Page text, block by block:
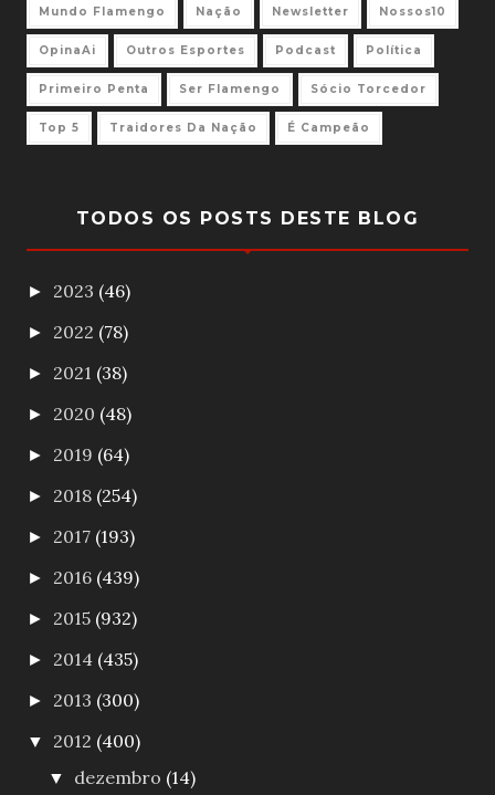
Mundo Flamengo Nação Newsletter Nossos10
OpinaAi Outros Esportes Podcast Política
Primeiro Penta Ser Flamengo Sócio Torcedor
Top 5 Traidores Da Nação É Campeão
TODOS OS POSTS DESTE BLOG
► 2023 (46)
► 2022 (78)
► 2021 (38)
► 2020 (48)
► 2019 (64)
► 2018 (254)
► 2017 (193)
► 2016 (439)
► 2015 (932)
► 2014 (435)
► 2013 (300)
▼ 2012 (400)
▼ dezembro (14)